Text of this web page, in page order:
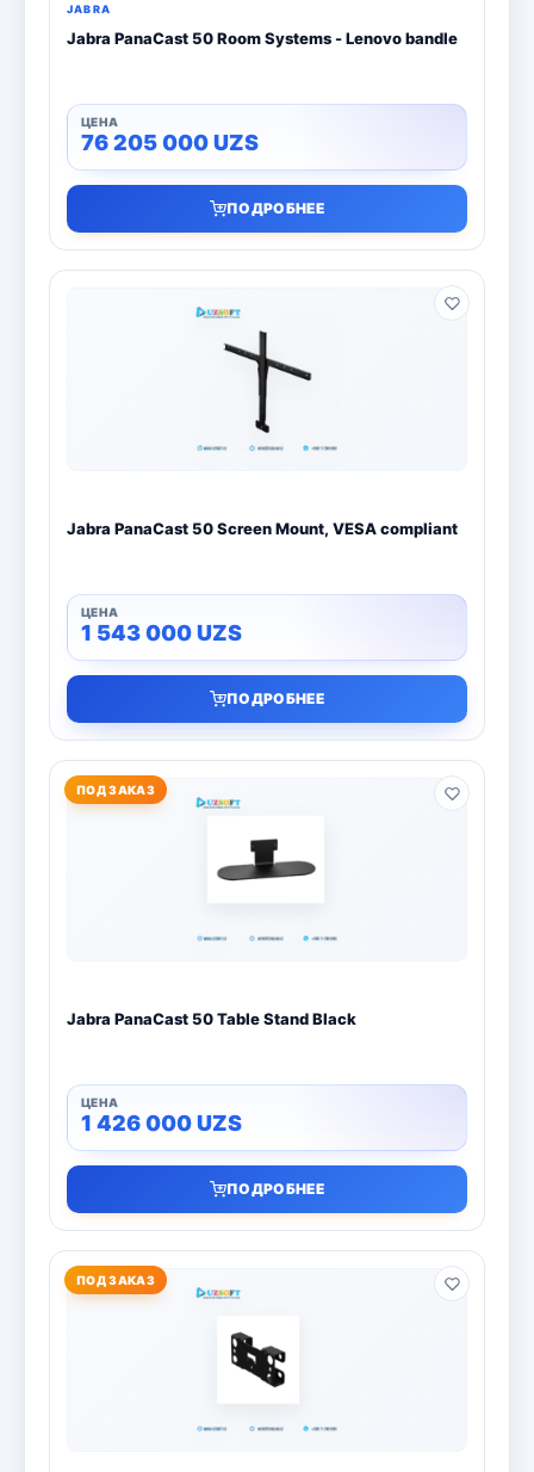
JABRA
Jabra PanaCast 50 Room Systems - Lenovo bandle
76 205 000UZS
ПОДРОБНЕЕ
Jabra PanaCast 50 Screen Mount, VESA compliant
1 543 000UZS
ПОДРОБНЕЕ
ПОД ЗАКАЗ
Jabra PanaCast 50 Table Stand Black
1 426 000UZS
ПОДРОБНЕЕ
ПОД ЗАКАЗ